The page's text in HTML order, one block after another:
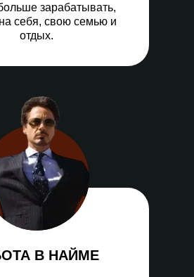
зарабатывать,
себя, свою семью и
отдых.
В НАЙМЕ